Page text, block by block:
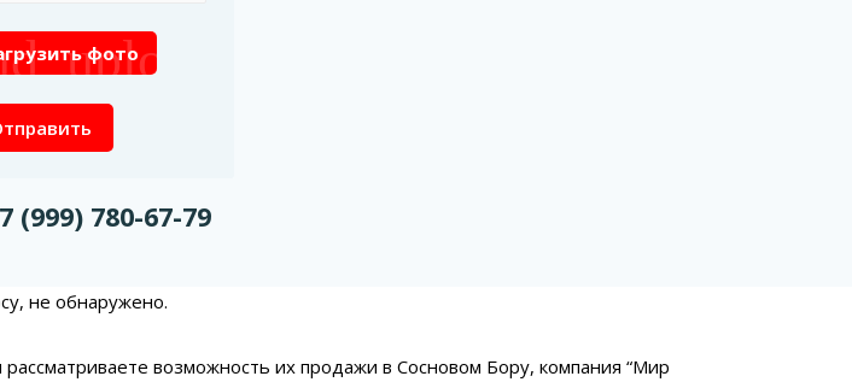
фото
(999) 780-67-79
не обнаружено.
возможность их продажи в Сосновом Бору, компания “Мир